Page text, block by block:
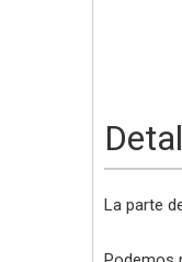
La parte